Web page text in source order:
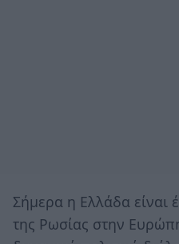
Σήμερα η Ελλάδα είναι
της Ρωσίας στην